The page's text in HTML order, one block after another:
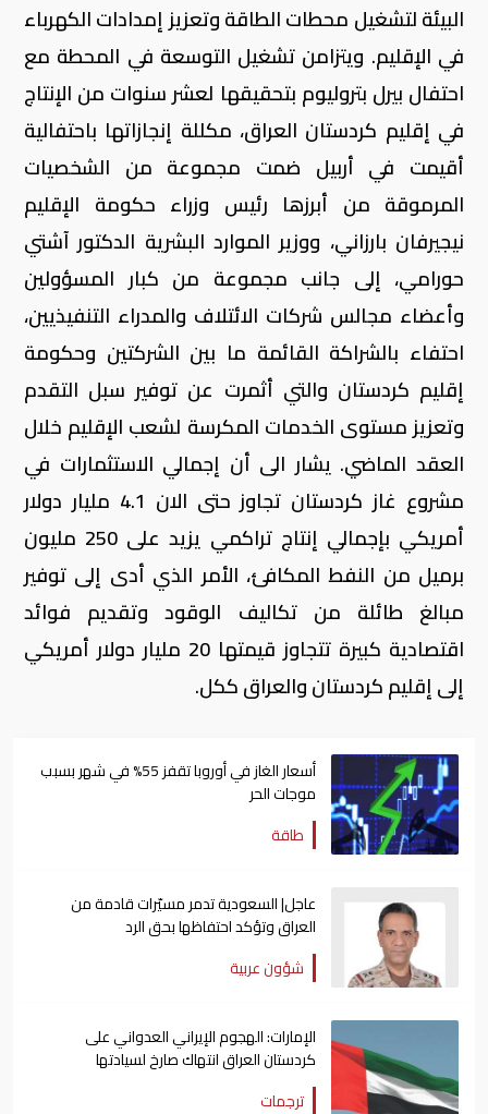
البيئة لتشغيل محطات الطاقة وتعزيز إمدادات الكهرباء
في الإقليم. ويتزامن تشغيل التوسعة في المحطة مع
احتفال بيرل بتروليوم بتحقيقها لعشر سنوات من الإنتاج
في إقليم كردستان العراق، مكللة إنجازاتها باحتفالية
أقيمت في أربيل ضمت مجموعة من الشخصيات
المرموقة من أبرزها رئيس وزراء حكومة الإقليم
نيجيرفان بارزاني، ووزير الموارد البشرية الدكتور آشتي
حورامي، إلى جانب مجموعة من كبار المسؤولين
وأعضاء مجالس شركات الائتلاف والمدراء التنفيذيين،
احتفاء بالشراكة القائمة ما بين الشركتين وحكومة
إقليم كردستان والتي أثمرت عن توفير سبل التقدم
وتعزيز مستوى الخدمات المكرسة لشعب الإقليم خلال
العقد الماضي. يشار الى أن إجمالي الاستثمارات في
مشروع غاز كردستان تجاوز حتى الان 4.1 مليار دولار
أمريكي بإجمالي إنتاج تراكمي يزيد على 250 مليون
برميل من النفط المكافئ، الأمر الذي أدى إلى توفير
مبالغ طائلة من تكاليف الوقود وتقديم فوائد
اقتصادية كبيرة تتجاوز قيمتها 20 مليار دولار أمريكي
إلى إقليم كردستان والعراق ككل.
أسعار الغاز في أوروبا تقفز 55% في شهر بسبب
موجات الحر
طاقة
عاجل| السعودية تدمر مسيّرات قادمة من
العراق وتؤكد احتفاظها بحق الرد
شؤون عربية
الإمارات: الهجوم الإيراني العدواني على
كردستان العراق انتهاك صارخ لسيادتها
ترجمات